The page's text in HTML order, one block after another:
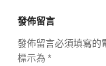
發佈留言
發佈留言必須填寫的
標示為 *